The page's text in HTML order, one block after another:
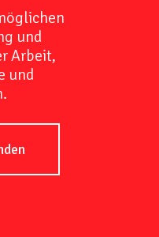
und
Arbeit,
und